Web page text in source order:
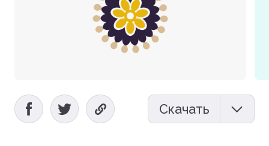
Скачать